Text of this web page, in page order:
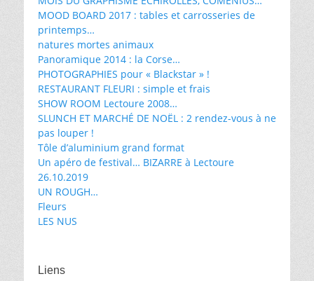
MOOD BOARD 2017 : tables et carrosseries de
printemps…
natures mortes animaux
Panoramique 2014 : la Corse…
PHOTOGRAPHIES pour « Blackstar » !
RESTAURANT FLEURI : simple et frais
SHOW ROOM Lectoure 2008…
SLUNCH ET MARCHÉ DE NOËL : 2 rendez-vous à ne
pas louper !
Tôle d’aluminium grand format
Un apéro de festival… BIZARRE à Lectoure
26.10.2019
UN ROUGH…
Fleurs
LES NUS
Liens